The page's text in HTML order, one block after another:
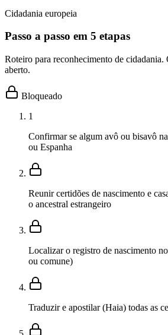
Cidadania europeia
Passo a passo em 5 etapas
Roteiro para reconhecimento de
aberto.
Bloqueado
1
Confirmar se algum avô ou bisavô
ou Espanha
Reunir certidões de nascimento e
o ancestral estrangeiro
Localizar o registro de nascimento
ou comune)
Traduzir e apostilar (Haia) todas as